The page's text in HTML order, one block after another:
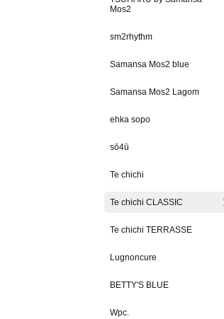
Mos2
sm2rhythm
Samansa Mos2 blue
Samansa Mos2 Lagom
ehka sopo
sō4ū
Te chichi
Te chichi CLASSIC
Te chichi TERRASSE
Lugnoncure
BETTY'S BLUE
Wpc.